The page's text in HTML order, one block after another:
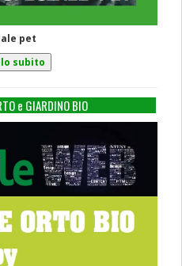
pet
e GIARDINO BIO